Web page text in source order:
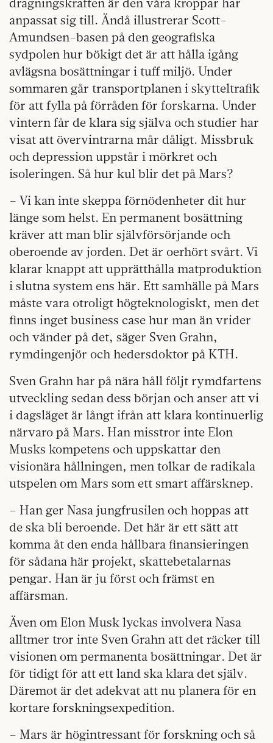
anpassat sig till. Ändå illustrerar Scott-
Amundsen-basen på den geografiska
sydpolen hur bökigt det är att hålla igång
avlägsna bosättningar i tuff miljö. Under
sommaren går transportplanen i skytteltrafik
för att fylla på förråden för forskarna. Under
vintern får de klara sig själva och studier har
visat att övervintrarna mår dåligt. Missbruk
och depression uppstår i mörkret och
isoleringen. Så hur kul blir det på Mars?
– Vi kan inte skeppa förnödenheter dit hur
länge som helst. En permanent bosättning
kräver att man blir självförsörjande och
oberoende av jorden. Det är oerhört svårt. Vi
klarar knappt att upprätthålla matproduktion
i slutna system ens här. Ett samhälle på Mars
måste vara otroligt högteknologiskt, men det
finns inget business case hur man än vrider
och vänder på det, säger Sven Grahn,
rymdingenjör och hedersdoktor på KTH.
Sven Grahn har på nära håll följt rymdfartens
utveckling sedan dess början och anser att vi
i dagsläget är långt ifrån att klara kontinuerlig
närvaro på Mars. Han misstror inte Elon
Musks kompetens och uppskattar den
visionära hållningen, men tolkar de radikala
utspelen om Mars som ett smart affärsknep.
– Han ger Nasa jungfrusilen och hoppas att
de ska bli beroende. Det här är ett sätt att
komma åt den enda hållbara finansieringen
för sådana här projekt, skattebetalarnas
pengar. Han är ju först och främst en
affärsman.
Även om Elon Musk lyckas involvera Nasa
alltmer tror inte Sven Grahn att det räcker till
visionen om permanenta bosättningar. Det är
för tidigt för att ett land ska klara det själv.
Däremot är det adekvat att nu planera för en
kortare forskningsexpedition.
– Mars är högintressant för forskning och så